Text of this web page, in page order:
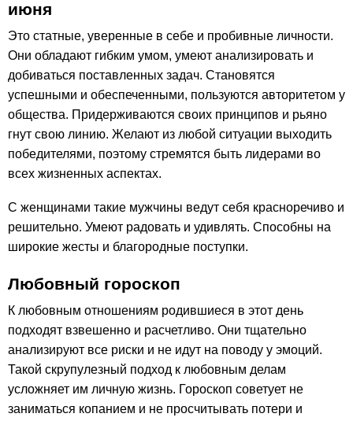
июня
Это статные, уверенные в себе и пробивные личности.
Они обладают гибким умом, умеют анализировать и
добиваться поставленных задач. Становятся
успешными и обеспеченными, пользуются авторитетом у
общества. Придерживаются своих принципов и рьяно
гнут свою линию. Желают из любой ситуации выходить
победителями, поэтому стремятся быть лидерами во
всех жизненных аспектах.
С женщинами такие мужчины ведут себя красноречиво и
решительно. Умеют радовать и удивлять. Способны на
широкие жесты и благородные поступки.
Любовный гороскоп
К любовным отношениям родившиеся в этот день
подходят взвешенно и расчетливо. Они тщательно
анализируют все риски и не идут на поводу у эмоций.
Такой скрупулезный подход к любовным делам
усложняет им личную жизнь. Гороскоп советует не
заниматься копанием и не просчитывать потери и